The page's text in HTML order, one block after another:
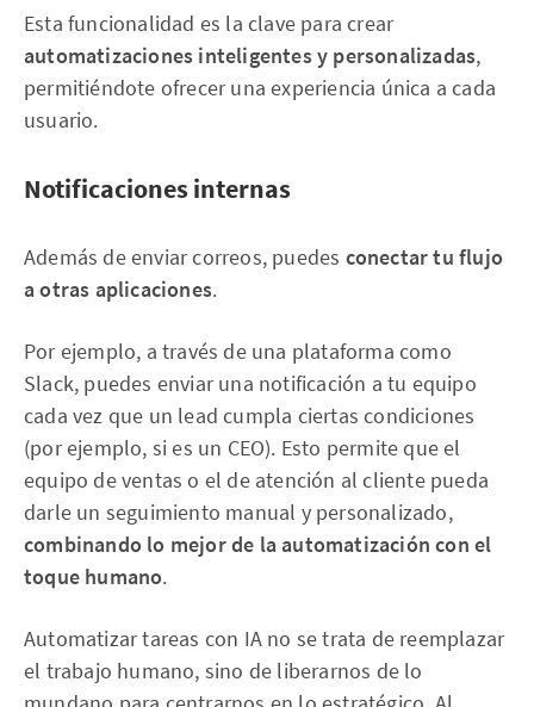
Esta funcionalidad es la clave para crear
automatizaciones inteligentes y personalizadas,
permitiéndote ofrecer una experiencia única a cada
usuario.
Notificaciones internas
Además de enviar correos, puedes conectar tu flujo
a otras aplicaciones.
Por ejemplo, a través de una plataforma como
Slack, puedes enviar una notificación a tu equipo
cada vez que un lead cumpla ciertas condiciones
(por ejemplo, si es un CEO). Esto permite que el
equipo de ventas o el de atención al cliente pueda
darle un seguimiento manual y personalizado,
combinando lo mejor de la automatización con el
toque humano.
Automatizar tareas con IA no se trata de reemplazar
el trabajo humano, sino de liberarnos de lo